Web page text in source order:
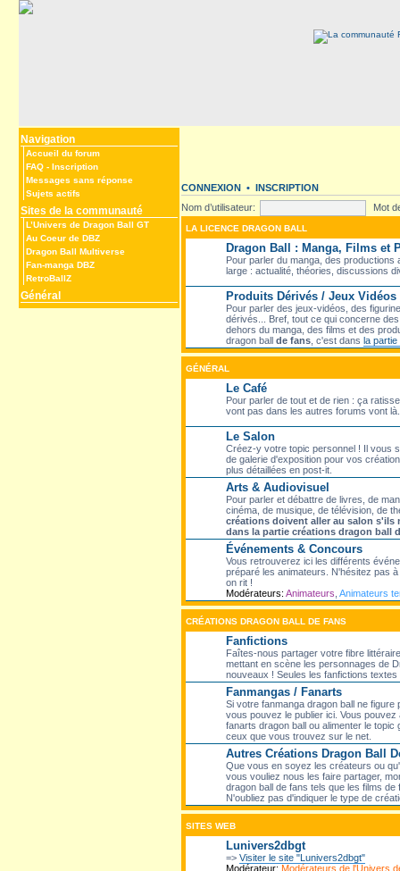
Navigation
Accueil du forum
FAQ - Inscription
Messages sans réponse
Sujets actifs
Sites de la communauté
L’Univers de Dragon Ball GT
Au Coeur de DBZ
Dragon Ball Multiverse
Fan-manga DBZ
RetroBallZ
Général
CONNEXION • INSCRIPTION
Nom d’utilisateur:
Mot
LA LICENCE DRAGON BALL
Dragon Ball : Manga, Films et
Pour parler du manga, des productions
large : actualité, théories, discussions
Produits Dérivés / Jeux Vidéos
Pour parler des jeux-vidéos, des
dérivés... Bref, tout ce qui concerne
dehors du manga, des films et des
dragon ball de fans , c'est dans la partie
GÉNÉRAL
Le Café
Pour parler de tout et de rien : ça
vont pas dans les autres forums vont là.
Le Salon
Créez-y votre topic personnel ! Il vous
de galerie d'exposition pour vos
plus détaillées en post-it.
Arts & Audiovisuel
Pour parler et débattre de livres, de
cinéma, de musique, de télévision, de
créations doivent aller au salon s'ils
dans la partie créations dragon ball
Événements & Concours
Vous retrouverez ici les différents
préparé les animateurs. N'hésitez pas
on rit !
Modérateurs: Animateurs Animateurs
CRÉATIONS DRAGON BALL DE FANS
Fanfictions
Faîtes-nous partager votre fibre
mettant en scène les personnages de
nouveaux ! Seules les fanfictions textes
Fanmangas / Fanarts
Si votre fanmanga dragon ball ne
vous pouvez le publier ici. Vous
fanarts dragon ball ou alimenter le
ceux que vous trouvez sur le net.
Autres Créations Dragon Ball
Que vous en soyez les créateurs ou
vous vouliez nous les faire partager,
dragon ball de fans tels que les films
N'oubliez pas d'indiquer le type de
SITES WEB
Lunivers2dbgt
=> Visiter le site "Lunivers2dbgt"
Modérateur: Modérateurs de l'Univers